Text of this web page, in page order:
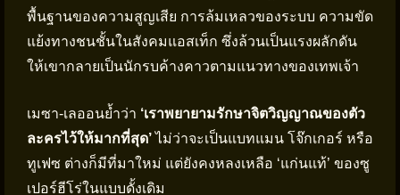
พื้นฐานของความสูญเสีย การล้มเหลวของระบบ ความขัด
แย้งทางชนชั้นในสังคมแอสเท็ก ซึ่งล้วนเป็นแรงผลักดัน
ให้เขากลายเป็นนักรบค้างคาวตามแนวทางของเทพเจ้า
เมซา-เลออนย้ำว่า ‘เราพยายามรักษาจิตวิญญาณของตัว
ละครไว้ให้มากที่สุด’ไม่ว่าจะเป็นแบทแมน โจ๊กเกอร์ หรือ
ทูเฟซ ต่างก็มีที่มาใหม่ แต่ยังคงหลงเหลือ ‘แก่นแท้’ ของซู
เปอร์ฮีโร่ในแบบดั้งเดิม